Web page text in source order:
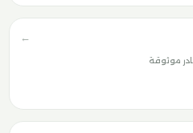
موثوقة
←